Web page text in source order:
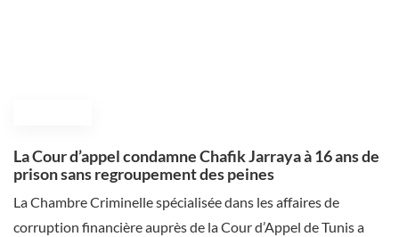
La Cour d’appel condamne Chafik Jarraya à 16 ans de
prison sans regroupement des peines
La Chambre Criminelle spécialisée dans les affaires de
corruption financière auprès de la Cour d’Appel de Tunis a